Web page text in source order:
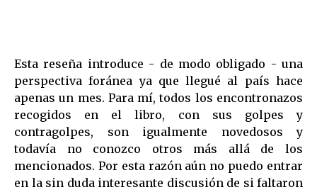
Esta reseña introduce - de modo obligado - una
perspectiva foránea ya que llegué al país hace
apenas un mes. Para mí, todos los encontronazos
recogidos en el libro, con sus golpes y
contragolpes, son igualmente novedosos y
todavía no conozco otros más allá de los
mencionados. Por esta razón aún no puedo entrar
en la sin duda interesante discusión de si faltaron